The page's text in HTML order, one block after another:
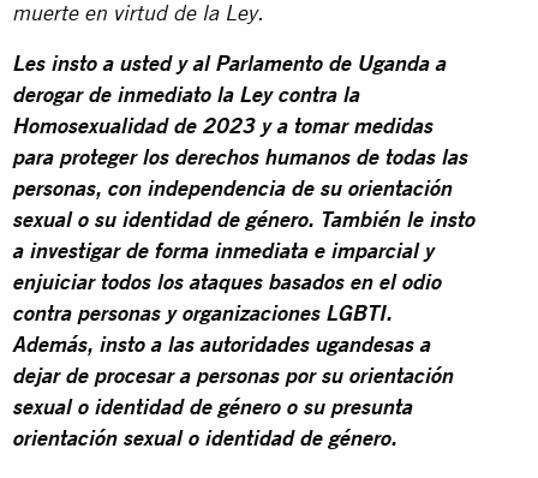
muerte en virtud de la Ley.
Les insto a usted y al Parlamento de Uganda a
derogar de inmediato la Ley contra la
Homosexualidad de 2023 y a tomar medidas
para proteger los derechos humanos de todas las
personas, con independencia de su orientación
sexual o su identidad de género. También le insto
a investigar de forma inmediata e imparcial y
enjuiciar todos los ataques basados en el odio
contra personas y organizaciones LGBTI.
Además, insto a las autoridades ugandesas a
dejar de procesar a personas por su orientación
sexual o identidad de género o su presunta
orientación sexual o identidad de género.